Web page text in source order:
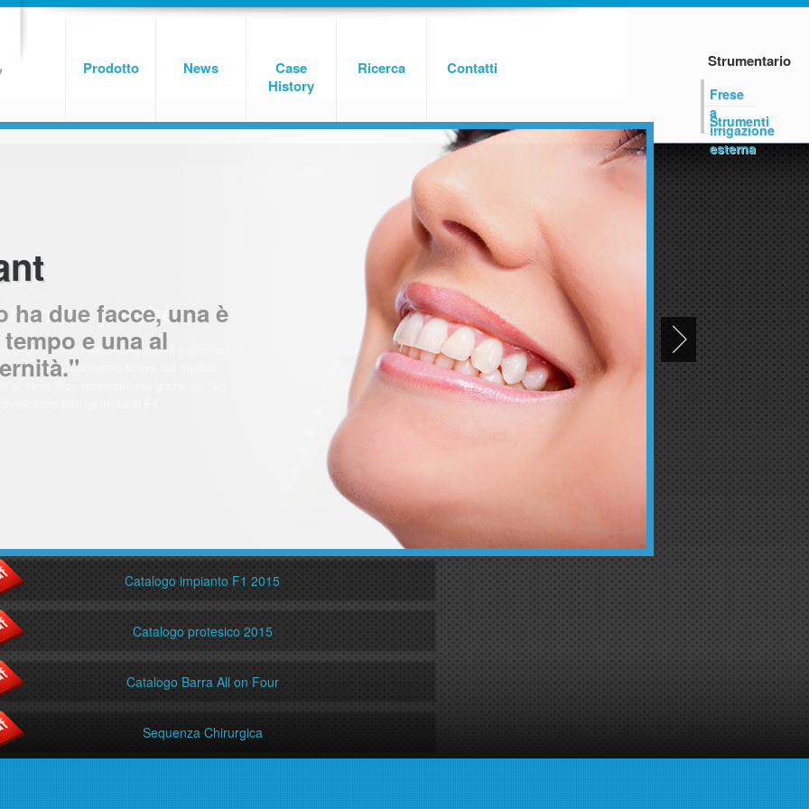
Strumentario
Frese
a
irrigazione
esterna
Strumenti
Prodotto News
Case
History
Ricerca Contatti
ha due facce, una è
e una al
perchè
di prodotti completa in grado di soddisfare
che il laboratorio riceve dal medico
si semplifica notevolmente grazie ad “ un
per tutti gli impianti F1 “
Catalogo impianto F1 2015
Catalogo protesico 2015
Catalogo Barra All on Four
Sequenza Chirurgica